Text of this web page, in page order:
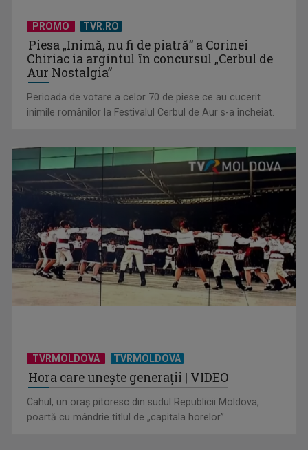
PROMO TVR.RO
Piesa „Inimă, nu fi de piatră” a Corinei
Chiriac ia argintul în concursul „Cerbul de
Aur Nostalgia”
Perioada de votare a celor 70 de piese ce au cucerit
inimile românilor la Festivalul Cerbul de Aur s-a încheiat.
TVRMOLDOVA TVRMOLDOVA
Hora care unește generații | VIDEO
Cahul, un oraș pitoresc din sudul Republicii Moldova,
poartă cu mândrie titlul de „capitala horelor”.